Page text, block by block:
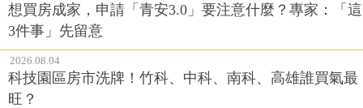
想買房成家，申請「青安3.0」要注意什麼？專家：「這
3件事」先留意
2026.08.04
科技園區房市洗牌！竹科、中科、南科、高雄誰買氣最
旺？